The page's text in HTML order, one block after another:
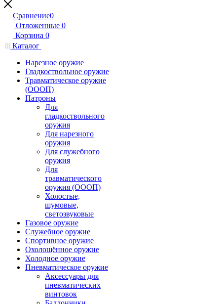
Сравнение0
Отложенные 0
Корзина 0
Каталог
Нарезное оружие
Гладкоствольное оружие
Травматическое оружие
(ОООП)
Патроны
Для
гладкоствольного
оружия
Для нарезного
оружия
Для служебного
оружия
Для
травматического
оружия (ОООП)
Холостые,
шумовые,
светозвуковые
Газовое оружие
Служебное оружие
Спортивное оружие
Охолощённое оружие
Холодное оружие
Пневматическое оружие
Аксессуары для
пневматических
винтовок